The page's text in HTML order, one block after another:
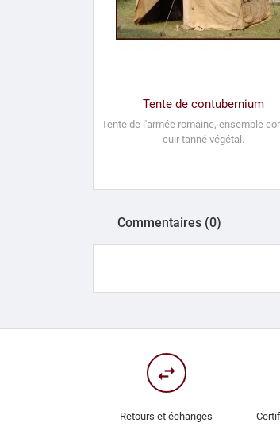
Tente de contubernium
Tente de l'armée romaine, ensemble
cuir tanné végétal.
Commentaires (0)
swap_horiz
Retours et échanges